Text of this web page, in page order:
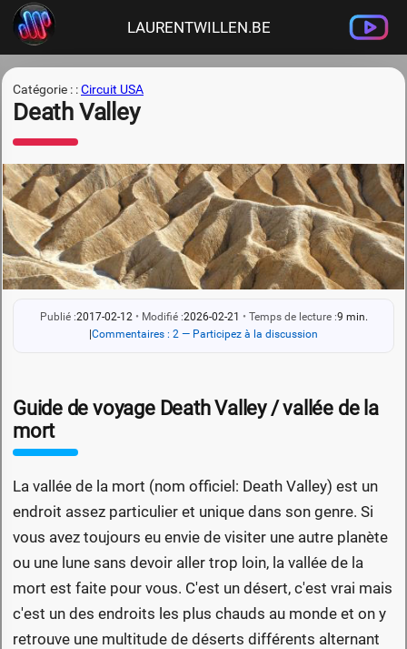
LAURENTWILLEN.BE
Catégorie : :Circuit USA
Death Valley
Publié :2017-02-12 • Modifié :2026-02-21 • Temps de lecture :9 min.
|Commentaires : 2 — Participez à la discussion
Guide de voyage Death Valley / vallée de la
mort
La vallée de la mort (nom officiel: Death Valley) est un
endroit assez particulier et unique dans son genre. Si
vous avez toujours eu envie de visiter une autre planète
ou une lune sans devoir aller trop loin, la vallée de la
mort est faite pour vous. C'est un désert, c'est vrai mais
c'est un des endroits les plus chauds au monde et on y
retrouve une multitude de déserts différents alternant